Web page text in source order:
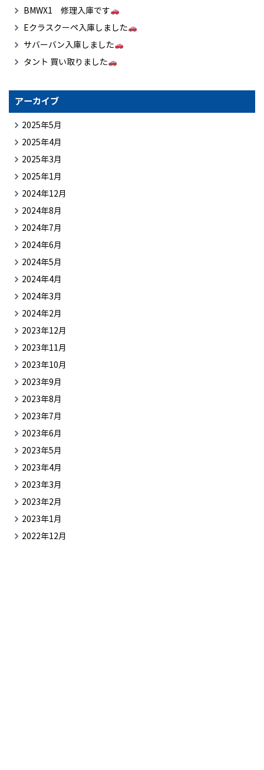
BMWX1 修理入庫です
Eクラスクーペ入庫しました
サバーバン入庫しました
タント 買い取りました
アーカイブ
2025年5月
2025年4月
2025年3月
2025年1月
2024年12月
2024年8月
2024年7月
2024年6月
2024年5月
2024年4月
2024年3月
2024年2月
2023年12月
2023年11月
2023年10月
2023年9月
2023年8月
2023年7月
2023年6月
2023年5月
2023年4月
2023年3月
2023年2月
2023年1月
2022年12月